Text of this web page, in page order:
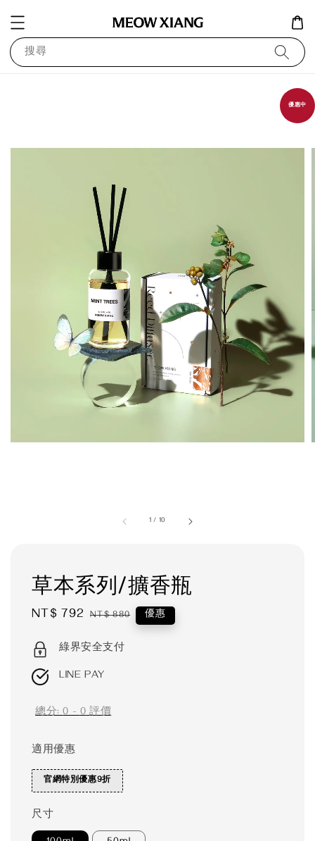
搜尋
1 / 10
優惠中
草本系列/擴香瓶
Sale
NT$ 792 Regular
NT$ 880 優惠
綠界安全支付
LINE PAY
總分:0-0評價
適用優惠
官網特別優惠9折
尺寸